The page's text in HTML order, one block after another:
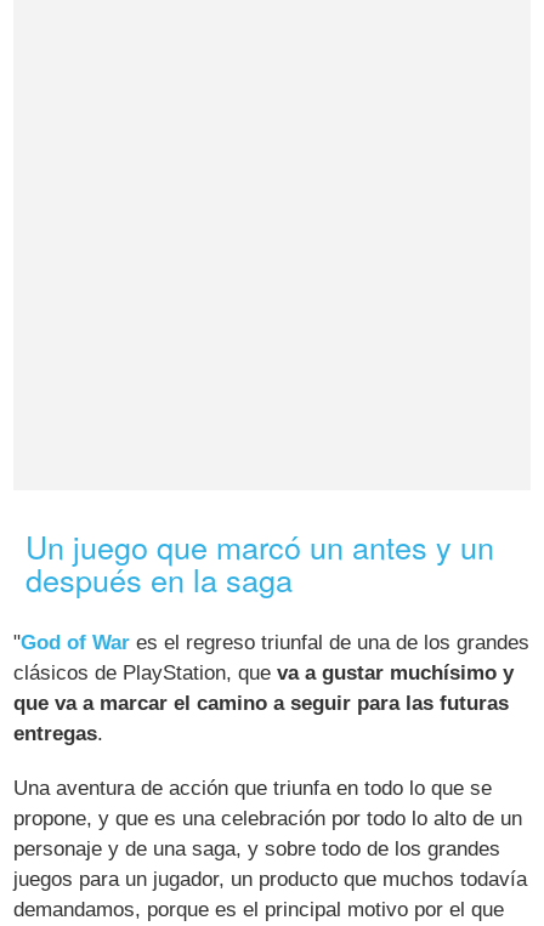
Un juego que marcó un antes y un
después en la saga
"God of War es el regreso triunfal de una de los grandes
clásicos de PlayStation, queva a gustar muchísimo y
que va a marcar el camino a seguir para las futuras
entregas.
Una aventura de acción que triunfa en todo lo que se
propone, y que es una celebración por todo lo alto de un
personaje y de una saga, y sobre todo de los grandes
juegos para un jugador, un producto que muchos todavía
demandamos, porque es el principal motivo por el que